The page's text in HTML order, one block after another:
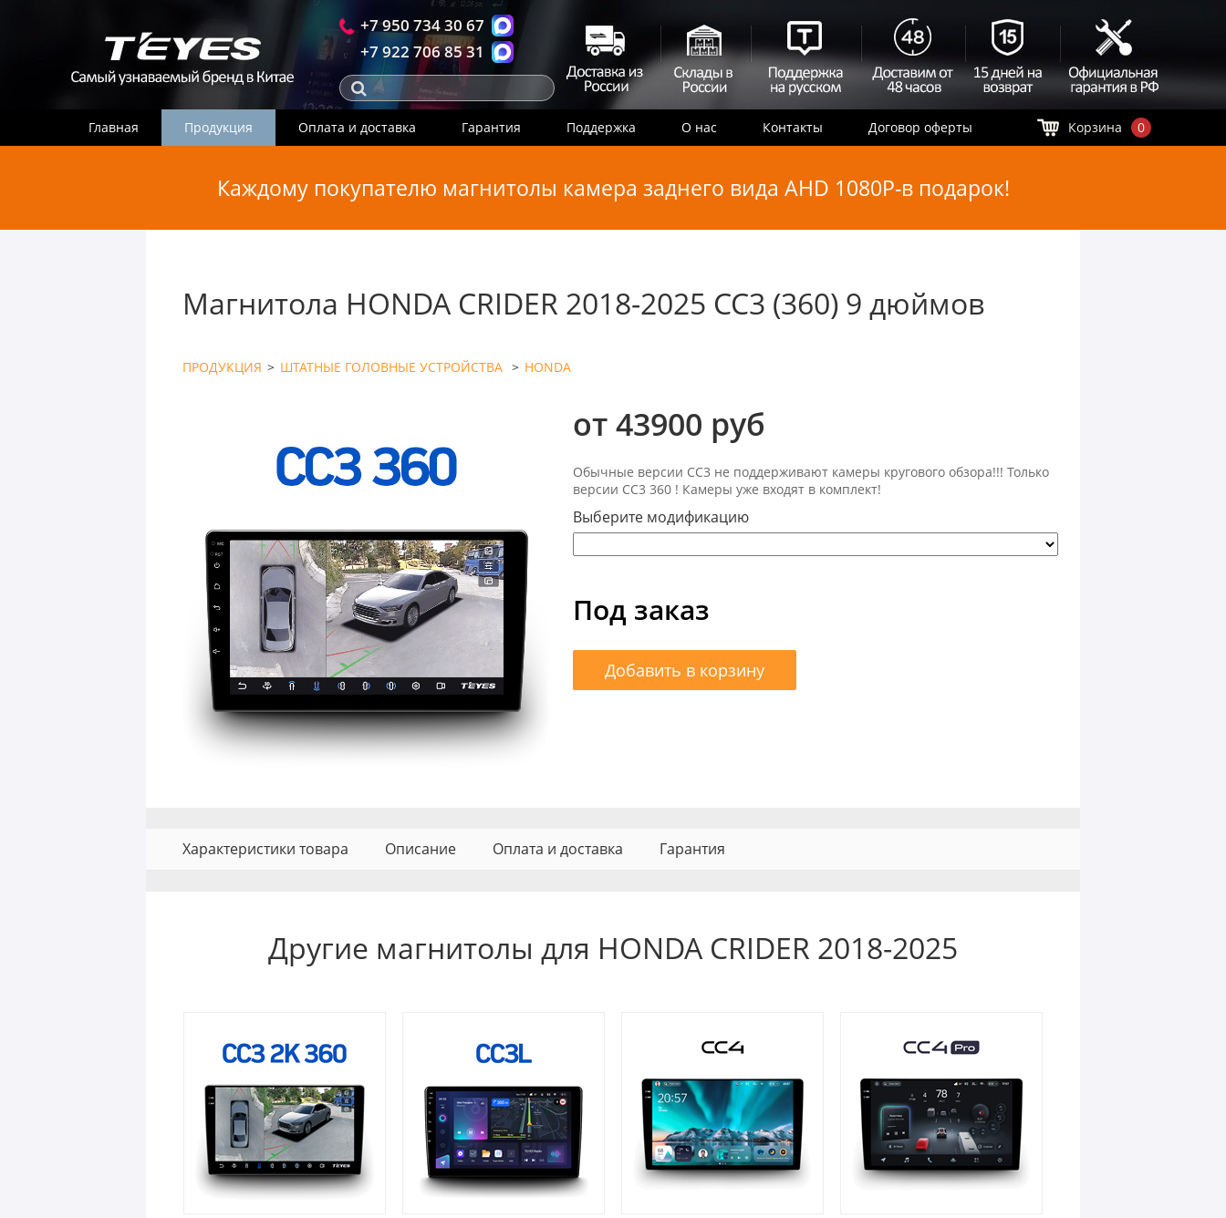
+7 950 734 30 67
+7 922 706 85 31
Главная Продукция Оплата и доставка Гарантия Поддержка О нас Контакты Договор оферты Корзина 0
Каждому покупателю магнитолы камера заднего вида AHD 1080P-в подарок!
Магнитола HONDA CRIDER 2018-2025 CC3 (360) 9 дюймов
ПРОДУКЦИЯ > ШТАТНЫЕ ГОЛОВНЫЕ УСТРОЙСТВА > HONDA
от 43900 руб
Обычные версии СС3 не поддерживают камеры кругового обзора!!! Только
версии СС3 360 ! Камеры уже входят в комплект!
Выберите модификацию
Под заказ
Добавить в корзину
Характеристики товара Описание Оплата и доставка Гарантия
Другие магнитолы для HONDA CRIDER 2018-2025